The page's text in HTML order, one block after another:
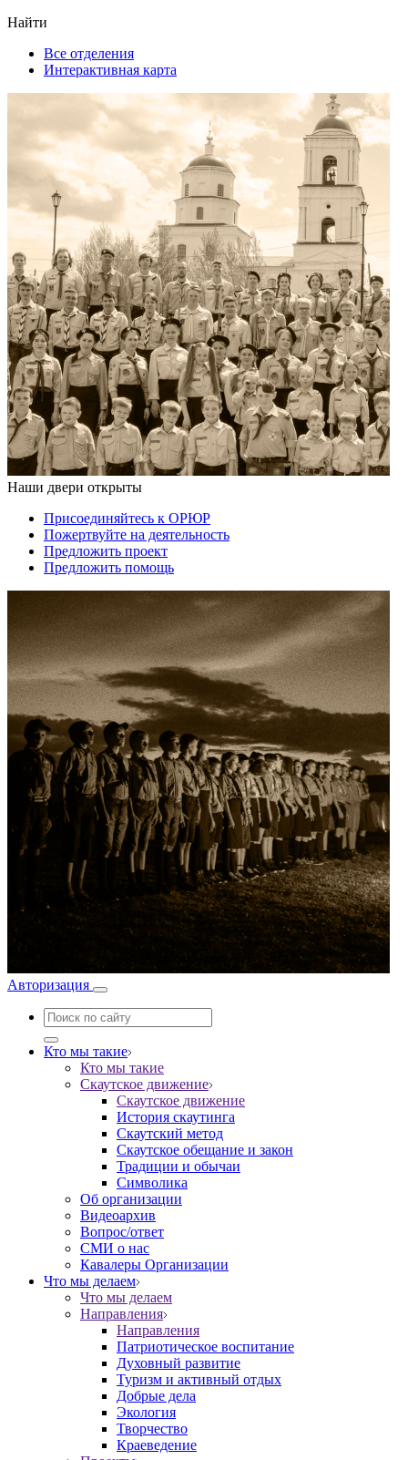
Найти
Все отделения
Интерактивная карта
Наши двери открыты
Присоединяйтесь к ОРЮР
Пожертвуйте на деятельность
Предложить проект
Предложить помощь
Авторизация
Кто мы такие
Кто мы такие
Скаутское движение
Скаутское движение
История скаутинга
Скаутский метод
Скаутское обещание и закон
Традиции и обычаи
Символика
Об организации
Видеоархив
Вопрос/ответ
СМИ о нас
Кавалеры Организации
Что мы делаем
Что мы делаем
Направления
Направления
Патриотическое воспитание
Духовный развитие
Туризм и активный отдых
Добрые дела
Экология
Творчество
Краеведение